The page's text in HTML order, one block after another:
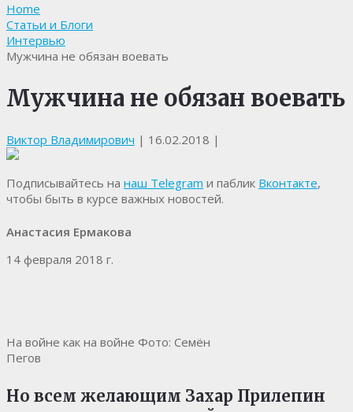
Home
Статьи и Блоги
Интервью
Мужчина не обязан воевать
Мужчина не обязан воевать
Виктор Владимирович | 16.02.2018 |
Подписывайтесь на наш Telegram и паблик Вконтакте,
чтобы быть в курсе важных новостей.
Анастасия Ермакова
14 февраля 2018 г.
На войне как на войне Фото: Семён
Пегов
Но всем желающим Захар Прилепин